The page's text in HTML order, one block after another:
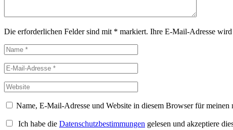
Die erforderlichen Felder sind mit * markiert. Ihre E-Mail-Adresse
Name, E-Mail-Adresse und Website in diesem Browser für meinen
Ich habe die Datenschutzbestimmungen gelesen und akzeptiere